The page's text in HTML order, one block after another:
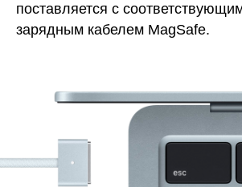
поставляется с
зарядным кабелем MagSafe.